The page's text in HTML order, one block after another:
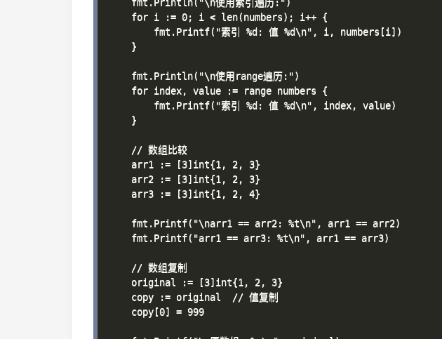
    for i := 0; i < len(numbers); i++ {
        fmt.Printf("索引 %d: 值 %d\n", i, numbers[i])
    }
    fmt.Println("\n使用range遍历:")
    for index, value := range numbers {
        fmt.Printf("索引 %d: 值 %d\n", index, value)
    }
    // 数组比较
    arr1 := [3]int{1, 2, 3}
    arr2 := [3]int{1, 2, 3}
    arr3 := [3]int{1, 2, 4}
    fmt.Printf("\narr1 == arr2: %t\n", arr1 == arr2)
    fmt.Printf("arr1 == arr3: %t\n", arr1 == arr3)
    // 数组复制
    original := [3]int{1, 2, 3}
    copy := original  // 值复制
    copy[0] = 999